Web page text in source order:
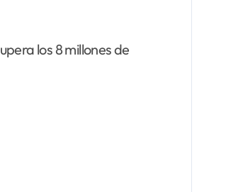
los 8 millones de